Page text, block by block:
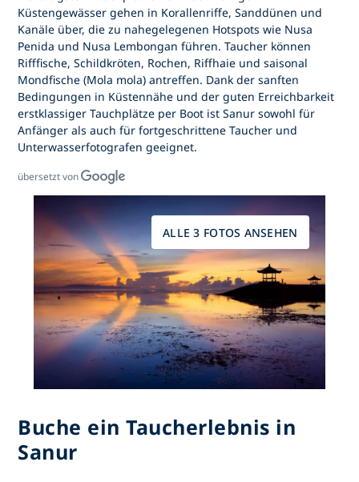
Küstengewässer gehen in Korallenriffe, Sanddünen und
Kanäle über, die zu nahegelegenen Hotspots wie Nusa
Penida und Nusa Lembongan führen. Taucher können
Rifffische, Schildkröten, Rochen, Riffhaie und saisonal
Mondfische (Mola mola) antreffen. Dank der sanften
Bedingungen in Küstennähe und der guten Erreichbarkeit
erstklassiger Tauchplätze per Boot istSanur sowohl für
Anfänger als auch für fortgeschrittene Taucher und
Unterwasserfotografen geeignet.
übersetzt von
ALLE 3 FOTOS ANSEHEN
Buche ein Taucherlebnis in
Sanur